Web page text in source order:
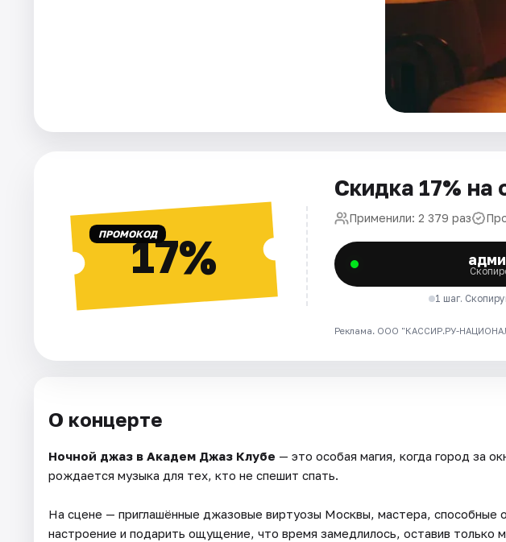
ПРОМОКОД17%
Скидка 17% на
Применили: 2 379 раз
1 шаг.
Реклама. ООО "КАССИР.РУ-
О концерте
Ночной джаз в Академ Джаз Клубе — это особая магия, когда город за
рождается музыка для тех, кто не спешит спать.
На сцене — приглашённые джазовые виртуозы Москвы, мастера, способные
настроение и подарить ощущение, что время замедлилось, оставив только